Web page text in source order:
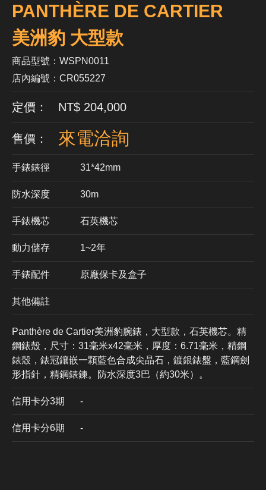
PANTHÈRE DE CARTIER
美洲豹 大型款
商品型號：WSPN0011
店內編號：CR055227
定價： NT$ 204,000
售價： 來電洽詢
手錶錶徑 31*42mm
防水深度 30m
手錶機芯 ​石英機芯
動力儲存 1~2年
手錶配件 原廠保卡及盒子
其他備註
Panthère de Cartier美洲豹腕錶，大型款，石英機芯。精
鋼錶殼，尺寸：31毫米x42毫米，厚度：6.71毫米，精鋼
錶殼，錶冠鑲嵌一顆藍色合成尖晶石，鍍銀錶盤，藍鋼劍
形指針，精鋼錶鍊。防水深度3巴（約30米）。
信用卡分3期 ​-
信用卡分6期 -